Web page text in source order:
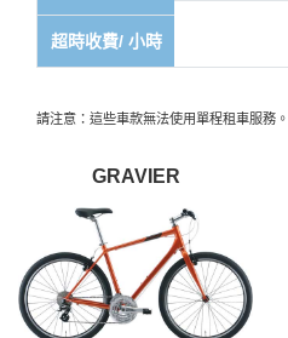
超時收費/ 小時
請注意：這些車款無法使用單程租車服務。
GRAVIER